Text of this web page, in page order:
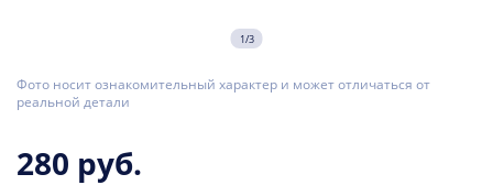
1/3
Фото носит ознакомительный характер и может отличаться от
реальной детали
280 руб.